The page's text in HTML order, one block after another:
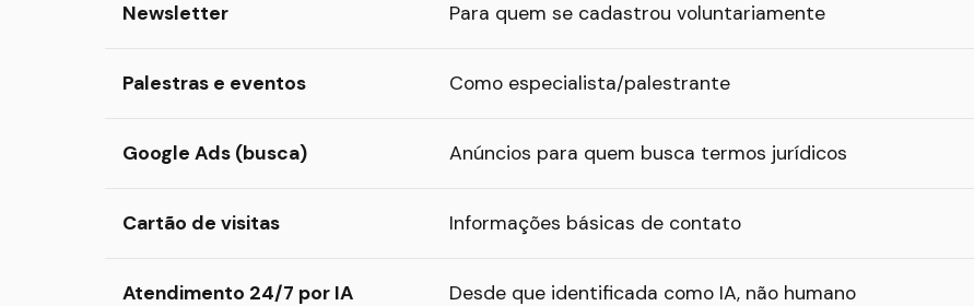
Newsletter Para quem se cadastrou voluntariamente
Palestras e eventos Como especialista/palestrante
Google Ads (busca) Anúncios para quem busca termos jurídicos
Cartão de visitas Informações básicas de contato
Atendimento 24/7 por IA Desde que identificada como IA, não humano